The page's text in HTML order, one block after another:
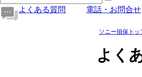
よくある質問 電話・お問合せ
ソニー損保トッ
よく